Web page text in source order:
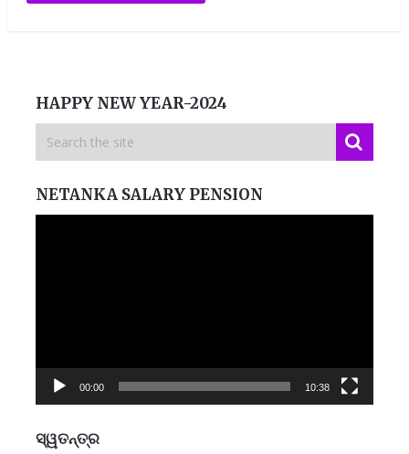
HAPPY NEW YEAR-2024
NETANKA SALARY PENSION
00:00 10:38
ସ୍ୱତନ୍ତ୍ର